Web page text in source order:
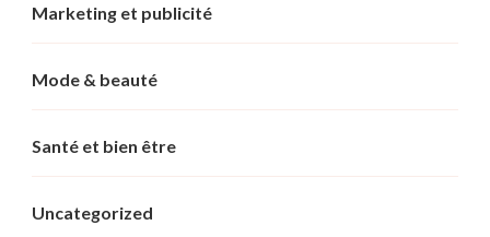
Marketing et publicité
Mode & beauté
Santé et bien être
Uncategorized